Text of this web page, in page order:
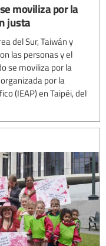
moviliza por la
justa
del Sur, Taiwán y
las personas y el
se moviliza por la
por la
(IEAP) en Taipéi, del